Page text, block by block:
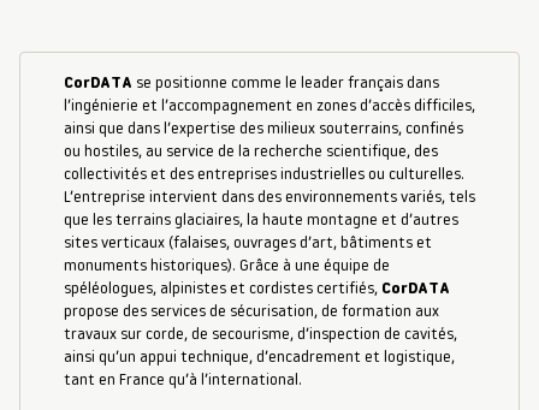
CorDATA se positionne comme le leader français dans
l’ingénierie et l’accompagnement en zones d’accès difficiles,
ainsi que dans l’expertise des milieux souterrains, confinés
ou hostiles, au service de la recherche scientifique, des
collectivités et des entreprises industrielles ou culturelles.
L’entreprise intervient dans des environnements variés, tels
que les terrains glaciaires, la haute montagne et d’autres
sites verticaux (falaises, ouvrages d’art, bâtiments et
monuments historiques). Grâce à une équipe de
spéléologues, alpinistes et cordistes certifiés, CorDATA
propose des services de sécurisation, de formation aux
travaux sur corde, de secourisme, d’inspection de cavités,
ainsi qu’un appui technique, d’encadrement et logistique,
tant en France qu’à l’international.